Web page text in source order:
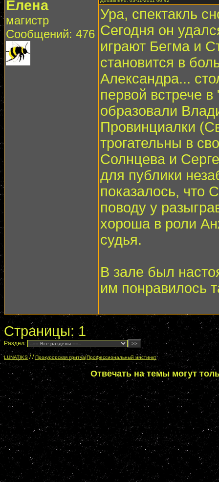
Елена
магистр
Сообщений: 476
Ура, спектакль
Сегодня он
играют Бегма и
становится в
Александра...
первой встрече
образовали
Провинциалки
трогательны в
Солнцева и
для публики
показалось, что
поводу у
хороша в роли
судья.
В зале был
им понравилось
Страницы: 1
Раздел:
LUNATIKS//Прокурорская притча|Профессиональный инстинкт
Отвечать на темы могут